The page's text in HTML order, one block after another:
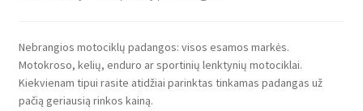
Nebrangios motociklų padangos: visos esamos markės.
Motokroso, kelių, enduro ar sportinių lenktynių motociklai.
Kiekvienam tipui rasite atidžiai parinktas tinkamas padangas už
pačią geriausią rinkos kainą.